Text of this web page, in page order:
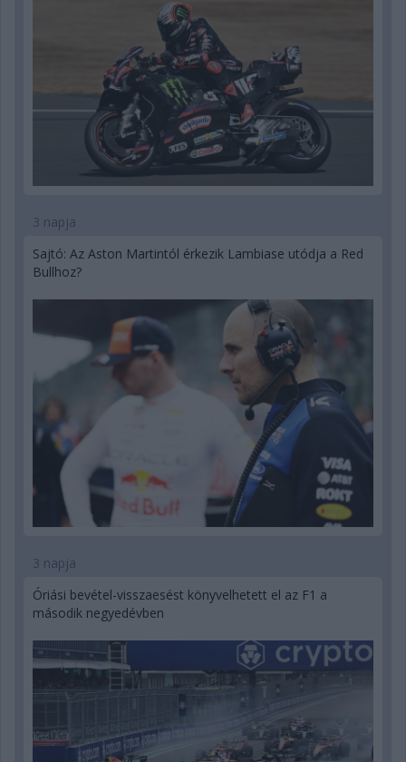
3 napja
Sajtó: Az Aston Martintól érkezik Lambiase utódja a Red
Bullhoz?
3 napja
Óriási bevétel-visszaesést könyvelhetett el az F1 a
második negyedévben